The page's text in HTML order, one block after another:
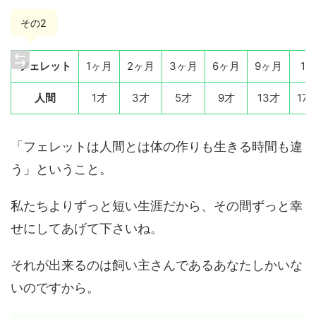
その2
フェレット 1ヶ月 2ヶ月 3ヶ月 6ヶ月 9ヶ月 1才
人間 1才 3才 5才 9才 13才 17
「フェレットは人間とは体の作りも生きる時間も違
う」ということ。
私たちよりずっと短い生涯だから、その間ずっと幸
せにしてあげて下さいね。
それが出来るのは飼い主さんであるあなたしかいな
いのですから。